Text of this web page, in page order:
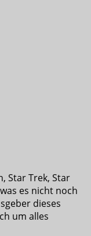
Star Trek, Star
es nicht noch
dieses
um alles